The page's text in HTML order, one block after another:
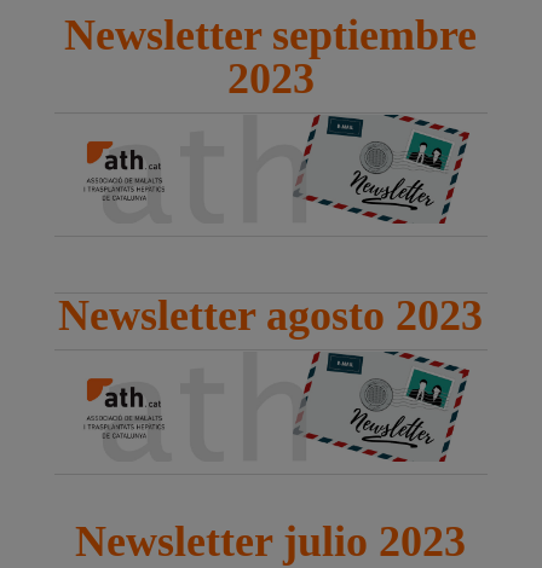
Newsletter septiembre
2023
Newsletter agosto 2023
Newsletter julio 2023